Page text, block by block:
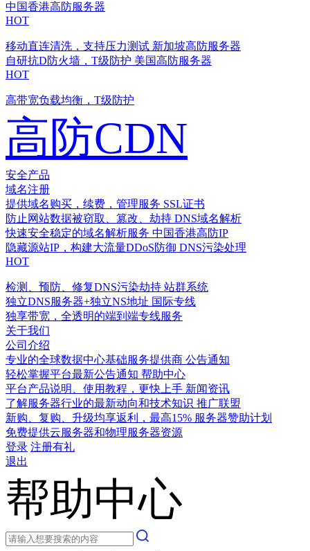
中国香港高防服务器
HOT
移动直连清洗，支持压力测试 新加坡高防服务器
自研抗D防火墙，T级防护 美国高防服务器
HOT
高带宽负载均衡，T级防护
高防CDN
安全产品
域名注册
提供域名购买，续费，管理服务 SSL证书
防止网站数据被窃取、篡改、劫持 DNS域名解析
快速安全稳定的域名解析服务 中国香港高防IP
隐藏源站IP，构建大流量DDoS防御 DNS污染处理
HOT
检测、预防、修复DNS污染劫持 站群系统
独立DNS服务器+独立NS地址 国际专线
独享带宽，全透明的端到端专线服务
关于我们
公司介绍
专业的全球数据中心基础服务提供商 公告通知
轻松掌握平台最新公告通知 帮助中心
平台产品说明、使用教程，更快上手 新闻资讯
了解服务器行业的最新动向和技术知识 推广联盟
新购、复购、升级均享返利，最高15% 服务器赞助计划
免费提供云服务器和物理服务器资源
登录 注册有礼
退出
帮助中心